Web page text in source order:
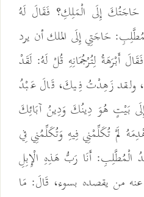
حَاجَتُكَ إِلَى الْمَلِكِ؟ فَقَالَ لَهُ
حَاجَتِي إِلَى الملك أن يرد
أَبْرَهَةُ لِتُرْجُمَانِهِ قُلْ لَهُ: لَقَدْ
ولقد زَهِدْتُ فِيكَ، قَالَ عَبْدُ
بَيْتٍ هُوَ دِينُكَ وَدِينُ آبَائِكَ
لَمْ تُكَلِّمْنِي فِيهِ وَتُكَلِّمُنِي فِي
الْمُطَّلِبِ: أَنَا رَبُّ هَذِهِ الْإِبِلِ
عنه من يقصده بسوء، قَالَ: مَا